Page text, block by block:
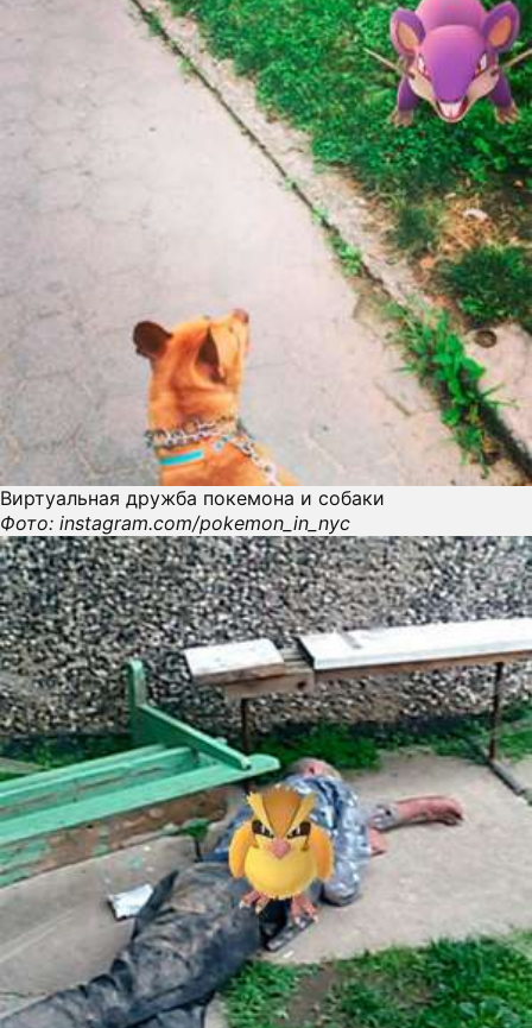
О ПРОЕКТЕ
Виртуальная дружба покемона и собаки
Фото: instagram.com/pokemon_in_nyc